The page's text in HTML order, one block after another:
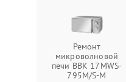
Ремонт
микроволновой
печи BBK 17MWS-
795M/S-M